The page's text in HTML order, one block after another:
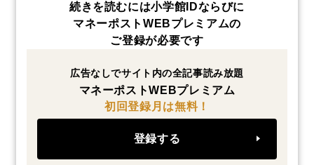
続きを読むには小学館IDならびに
マネーポストWEBプレミアムの
ご登録が必要です
広告なしでサイト内の全記事読み放題
マネーポストWEBプレミアム
初回登録月は無料！
登録する